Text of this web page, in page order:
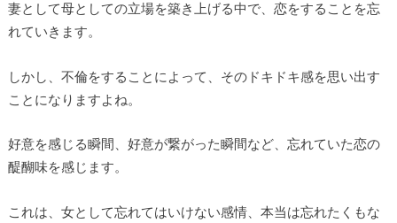
妻として母としての立場を築き上げる中で、恋をすることを忘
れていきます。
しかし、不倫をすることによって、そのドキドキ感を思い出す
ことになりますよね。
好意を感じる瞬間、好意が繋がった瞬間など、忘れていた恋の
醍醐味を感じます。
これは、女として忘れてはいけない感情、本当は忘れたくもな